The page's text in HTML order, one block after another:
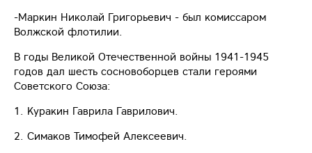
-Маркин Николай Григорьевич - был комиссаром
Волжской флотилии.
В годы Великой Отечественной войны 1941-1945
годов дал шесть сосновоборцев стали героями
Советского Союза:
1. Куракин Гаврила Гаврилович.
2. Симаков Тимофей Алексеевич.